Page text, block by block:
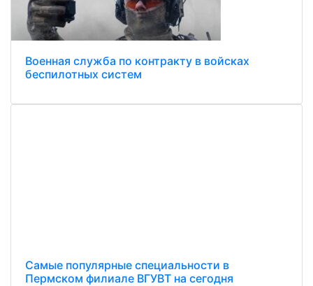
Военная служба по контракту в войсках
беспилотных систем
Самые популярные специальности в
Пермском филиале ВГУВТ на сегодня